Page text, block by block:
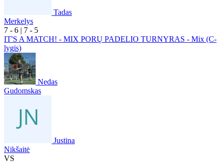
Tadas
Merkelys
7 - 6 | 7 - 5
IT'S A MATCH! - MIX PORŲ PADELIO TURNYRAS - Mix (C-
lygis)
Nedas
Gudomskas
Justina
Nikšaitė
VS